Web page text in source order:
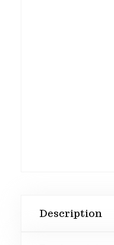
Description